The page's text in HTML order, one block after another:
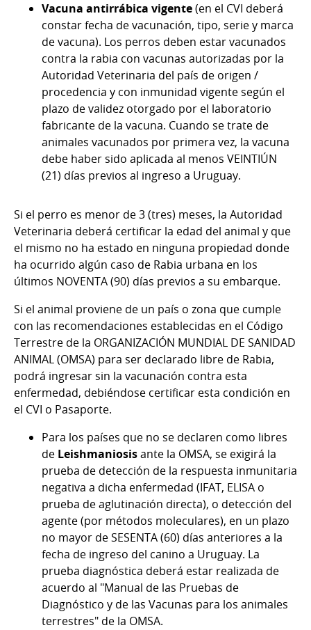
Vacuna antirrábica vigente(en el CVI deberá
constar fecha de vacunación, tipo, serie y marca
de vacuna). Los perros deben estar vacunados
contra la rabia con vacunas autorizadas por la
Autoridad Veterinaria del país de origen /
procedencia y con inmunidad vigente según el
plazo de validez otorgado por el laboratorio
fabricante de la vacuna. Cuando se trate de
animales vacunados por primera vez, la vacuna
debe haber sido aplicada al menos VEINTIÚN
(21) días previos al ingreso a Uruguay.
Si el perro es menor de 3 (tres) meses, la Autoridad
Veterinaria deberá certificar la edad del animal y que
el mismo no ha estado en ninguna propiedad donde
ha ocurrido algún caso de Rabia urbana en los
últimos NOVENTA (90) días previos a su embarque.
Si el animal proviene de un país o zona que cumple
con las recomendaciones establecidas en el Código
Terrestre de la ORGANIZACIÓN MUNDIAL DE SANIDAD
ANIMAL (OMSA) para ser declarado libre de Rabia,
podrá ingresar sin la vacunación contra esta
enfermedad, debiéndose certificar esta condición en
el CVI o Pasaporte.
Para los países que no se declaren como libres
de Leishmaniosisante la OMSA, se exigirá la
prueba de detección de la respuesta inmunitaria
negativa a dicha enfermedad (IFAT, ELISA o
prueba de aglutinación directa), o detección del
agente (por métodos moleculares), en un plazo
no mayor de SESENTA (60) días anteriores a la
fecha de ingreso del canino a Uruguay. La
prueba diagnóstica deberá estar realizada de
acuerdo al "Manual de las Pruebas de
Diagnóstico y de las Vacunas para los animales
terrestres" de la OMSA.